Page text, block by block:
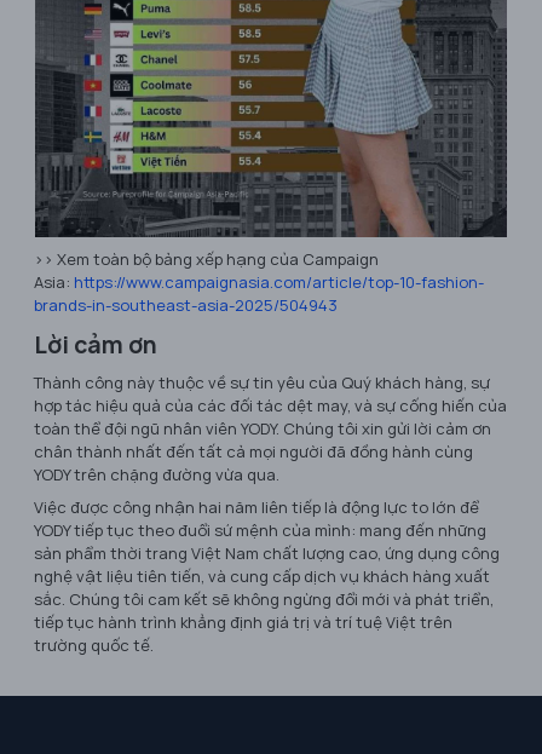
>> Xem toàn bộ bảng xếp hạng của Campaign
Asia: https://www.campaignasia.com/article/top-10-fashion-
brands-in-southeast-asia-2025/504943
Lời cảm ơn
Thành công này thuộc về sự tin yêu của Quý khách hàng, sự
hợp tác hiệu quả của các đối tác dệt may, và sự cống hiến của
toàn thể đội ngũ nhân viên YODY. Chúng tôi xin gửi lời cảm ơn
chân thành nhất đến tất cả mọi người đã đồng hành cùng
YODY trên chặng đường vừa qua.
Việc được công nhận hai năm liên tiếp là động lực to lớn để
YODY tiếp tục theo đuổi sứ mệnh của mình: mang đến những
sản phẩm thời trang Việt Nam chất lượng cao, ứng dụng công
nghệ vật liệu tiên tiến, và cung cấp dịch vụ khách hàng xuất
sắc. Chúng tôi cam kết sẽ không ngừng đổi mới và phát triển,
tiếp tục hành trình khẳng định giá trị và trí tuệ Việt trên
trường quốc tế.